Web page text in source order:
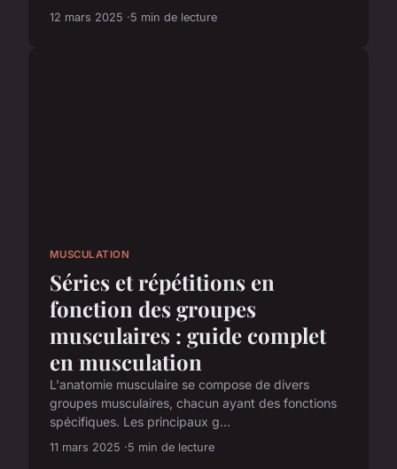
12 mars 2025 5 min de lecture
MUSCULATION
Séries et répétitions en
fonction des groupes
musculaires : guide complet
en musculation
L'anatomie musculaire se compose de divers
groupes musculaires, chacun ayant des fonctions
spécifiques. Les principaux g...
11 mars 2025 5 min de lecture